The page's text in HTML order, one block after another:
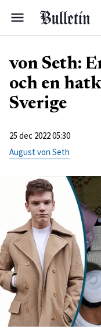
von Seth:
och en
Sverige
25 dec 2022 05:30
August von Seth